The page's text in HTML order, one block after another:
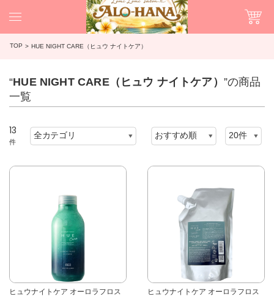
TOP HUE NIGHT CARE（ヒュウ ナイトケア）
“HUE NIGHT CARE（ヒュウ ナイトケア） ”の商品
一覧
13
件
ヒュウナイトケア オーロラフロス
ヒュウナイトケア オーロラフロス